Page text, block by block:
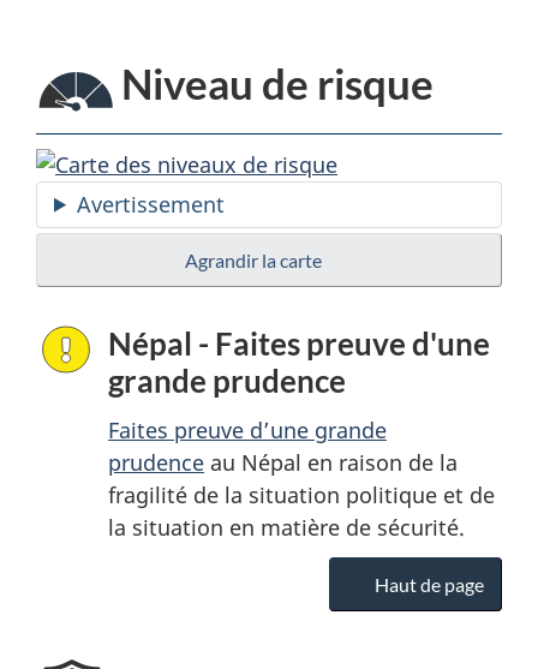
Niveau de risque
Avertissement
Agrandir la carte
Népal - Faites preuve d'une
grande prudence
Faites preuve d’une grande
prudence au Népal en raison de la
fragilité de la situation politique et de
la situation en matière de sécurité.
Haut de page